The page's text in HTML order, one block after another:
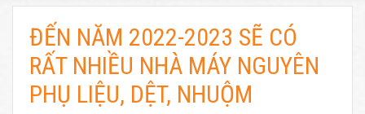
ĐẾN NĂM 2022-2023 SẼ CÓ
RẤT NHIỀU NHÀ MÁY NGUYÊN
PHỤ LIỆU, DỆT, NHUỘM